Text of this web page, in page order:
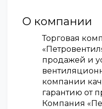
О компании
Торговая
продажей и
компании
гарантию от
Компания